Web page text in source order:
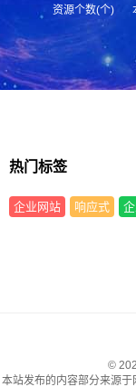
资源个数(个)
热门标签
企业网站 响应式
©
本站发布的内容部分来源